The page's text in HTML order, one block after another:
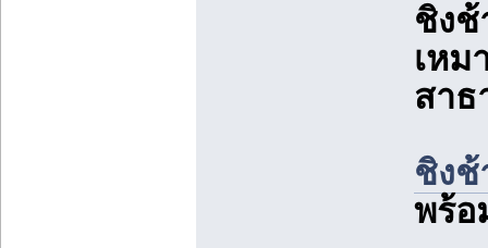
ชิงช้
เหม
สาธ
ชิงช้
พร้อ